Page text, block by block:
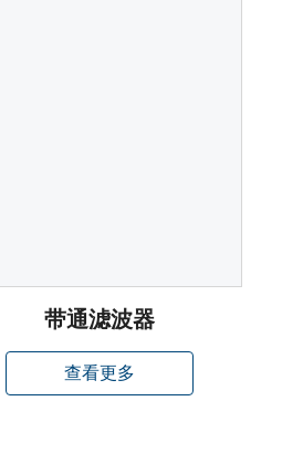
带通滤波器
查看更多